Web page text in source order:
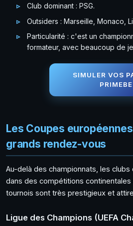
Club dominant : PSG.
Outsiders : Marseille, Monaco,
Particularité : c'est un
formateur, avec beaucoup de
SIMULER VOS
Les Coupes
grands rendez-vous
Au-delà des championnats, les
dans des compétitions
tournois sont très prestigieux et
Ligue des Champions (UEFA